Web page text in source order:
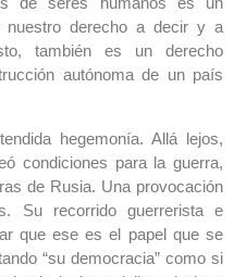
nuestro derecho a decir y a
también es un derecho
autónoma de un país
hegemonía. Allá lejos,
condiciones para la guerra,
de Rusia. Una provocación
Su recorrido guerrerista e
que ese es el papel que se
“su democracia” como si